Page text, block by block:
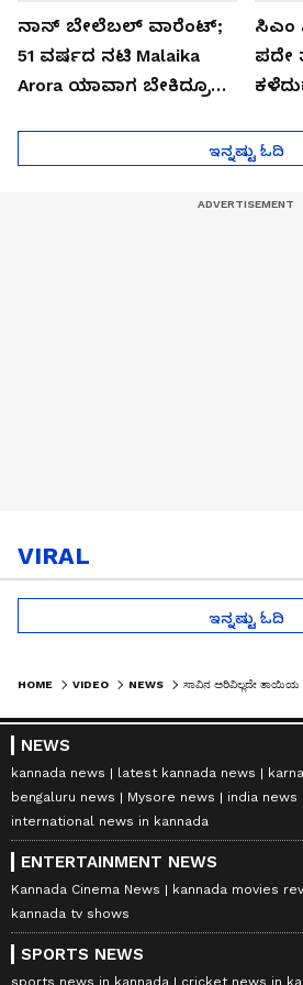
ನಾನ್ ಬೇಲೆಬಲ್ ವಾರೆಂಟ್;
51 ವರ್ಷದ ನಟಿ Malaika
Arora ಯಾವಾಗ ಬೇಕಿದ್ರೂ
ಸಿಎಂ
ಪದೇ
ಇನ್ನಷ್ಟು ಓದಿ
VIRAL
ಇನ್ನಷ್ಟು ಓದಿ
HOME VIDEO NEWS
NEWS
kannada news latest kannada news
bengaluru news
Mysore news
india news
international news in kannada
ENTERTAINMENT NEWS
Kannada Cinema News kannada movies
kannada tv shows
SPORTS NEWS
sports news in kannada cricket news in